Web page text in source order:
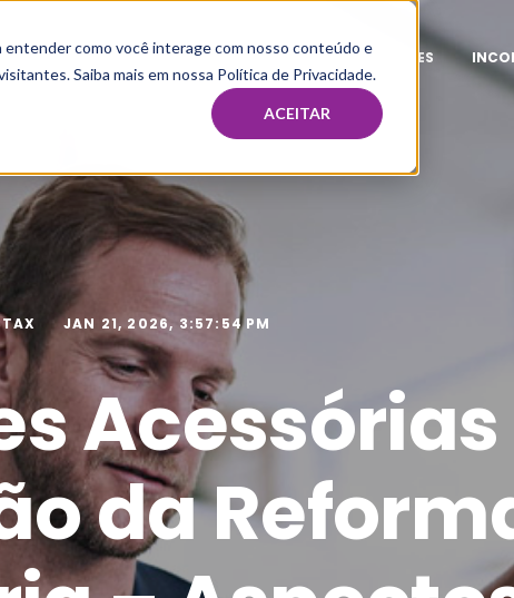
entender como você interage com nosso conteúdo e
Saiba mais em nossa Política de Privacidade.
ACEITAR
& PÓS IMERSÃO E MENTORIA TAX CAPACITAÇÕES
JAN 21, 2026, 3:57:54 PM
da